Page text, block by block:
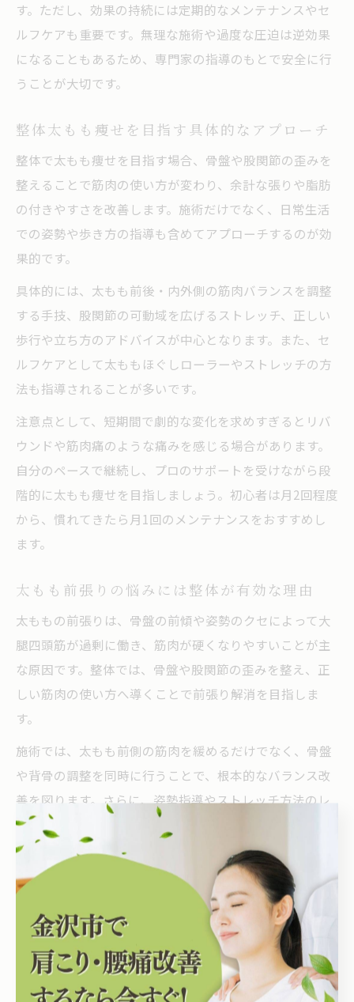
す。ただし、効果の持続には定期的なメンテナンスやセ
ルフケアも重要です。無理な施術や過度な圧迫は逆効果
になることもあるため、専門家の指導のもとで安全に行
うことが大切です。
整体太もも痩せを目指す具体的なアプローチ
整体で太もも痩せを目指す場合、骨盤や股関節の歪みを
整えることで筋肉の使い方が変わり、余計な張りや脂肪
の付きやすさを改善します。施術だけでなく、日常生活
での姿勢や歩き方の指導も含めてアプローチするのが効
果的です。
具体的には、太もも前後・内外側の筋肉バランスを調整
する手技、股関節の可動域を広げるストレッチ、正しい
歩行や立ち方のアドバイスが中心となります。また、セ
ルフケアとして太ももほぐしローラーやストレッチの方
法も指導されることが多いです。
注意点として、短期間で劇的な変化を求めすぎるとリバ
ウンドや筋肉痛のような痛みを感じる場合があります。
自分のペースで継続し、プロのサポートを受けながら段
階的に太もも痩せを目指しましょう。初心者は月2回程度
から、慣れてきたら月1回のメンテナンスをおすすめし
ます。
太もも前張りの悩みには整体が有効な理由
太ももの前張りは、骨盤の前傾や姿勢のクセによって大
腿四頭筋が過剰に働き、筋肉が硬くなりやすいことが主
な原因です。整体では、骨盤や股関節の歪みを整え、正
しい筋肉の使い方へ導くことで前張り解消を目指しま
す。
施術では、太もも前側の筋肉を緩めるだけでなく、骨盤
や背骨の調整を同時に行うことで、根本的なバランス改
善を図ります。さらに、姿勢指導やストレッチ方法のレ
クチャーも行い、日常生活での再発防止に役立てます。
例えば、長時間のデスクワークによる前傾姿勢が習慣化
している方は、整体の施術で骨盤を正しい位置に戻し、
太もも前側の負担を軽減できます。セルフケアとして
は、太もも前部のストレッチや軽いマッサージも効果的
です。改善には個人差があり、継続的なケアが重要で
す。